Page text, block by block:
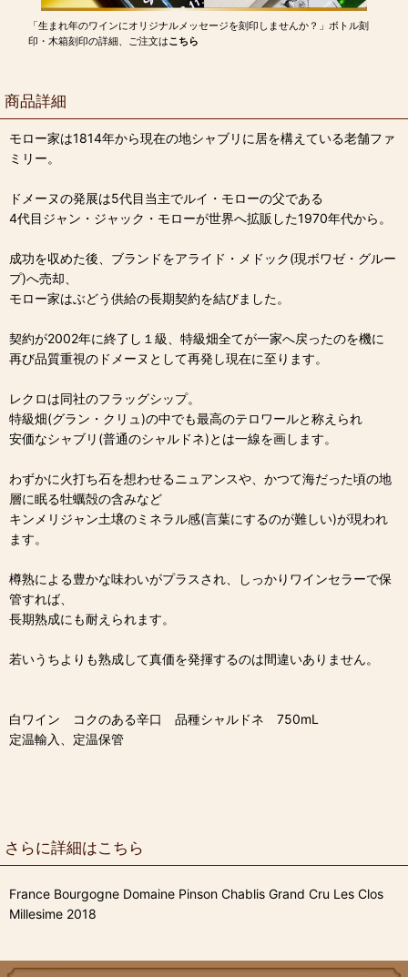
「生まれ年のワインにオリジナルメッセージを刻印しませんか？」ボトル刻
印・木箱刻印の詳細、ご注文はこちら
商品詳細
モロー家は1814年から現在の地シャブリに居を構えている老舗ファ
ミリー。
ドメーヌの発展は5代目当主でルイ・モローの父である
4代目ジャン・ジャック・モローが世界へ拡販した1970年代から。
成功を収めた後、ブランドをアライド・メドック(現ボワゼ・グルー
プ)へ売却、
モロー家はぶどう供給の長期契約を結びました。
契約が2002年に終了し１級、特級畑全てが一家へ戻ったのを機に
再び品質重視のドメーヌとして再発し現在に至ります。
レクロは同社のフラッグシップ。
特級畑(グラン・クリュ)の中でも最高のテロワールと称えられ
安価なシャブリ(普通のシャルドネ)とは一線を画します。
わずかに火打ち石を想わせるニュアンスや、かつて海だった頃の地
層に眠る牡蠣殻の含みなど
キンメリジャン土壌のミネラル感(言葉にするのが難しい)が現われ
ます。
樽熟による豊かな味わいがプラスされ、しっかりワインセラーで保
管すれば、
長期熟成にも耐えられます。
若いうちよりも熟成して真価を発揮するのは間違いありません。
白ワイン コクのある辛口 品種シャルドネ 750mL
定温輸入、定温保管
さらに詳細はこちら
France Bourgogne Domaine Pinson Chablis Grand Cru Les Clos
Millesime 2018